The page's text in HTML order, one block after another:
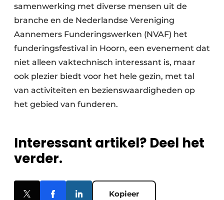
samenwerking met diverse mensen uit de
branche en de Nederlandse Vereniging
Aannemers Funderingswerken (NVAF) het
funderingsfestival in Hoorn, een evenement dat
niet alleen vaktechnisch interessant is, maar
ook plezier biedt voor het hele gezin, met tal
van activiteiten en bezienswaardigheden op
het gebied van funderen.
Interessant artikel? Deel het
verder.
Kopieer